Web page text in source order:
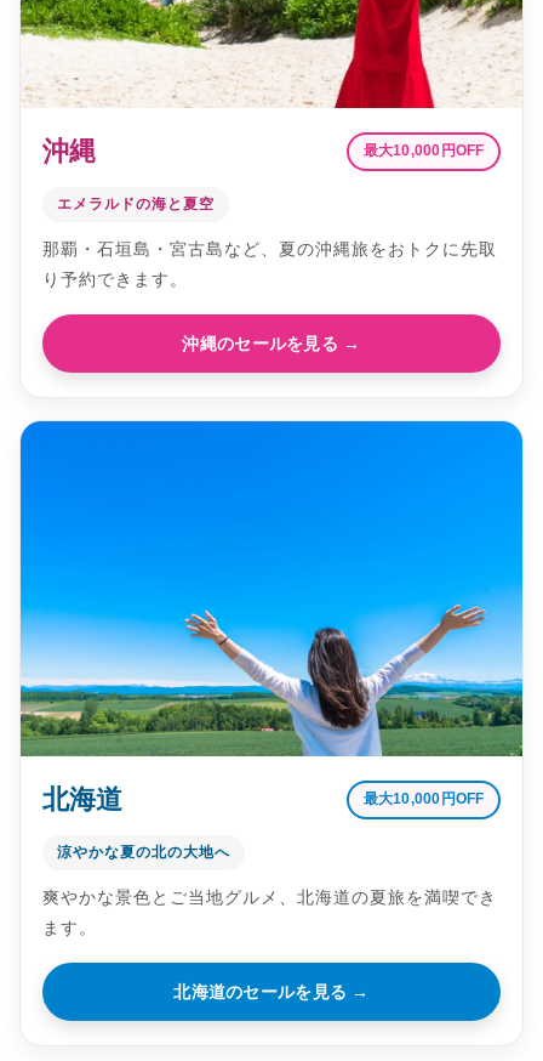
沖縄 最大10,000円OFF
エメラルドの海と夏空
那覇・石垣島・宮古島など、夏の沖縄旅をおトクに先取
り予約できます。
沖縄のセールを見る →
北海道 最大10,000円OFF
涼やかな夏の北の大地へ
爽やかな景色とご当地グルメ、北海道の夏旅を満喫でき
ます。
北海道のセールを見る →